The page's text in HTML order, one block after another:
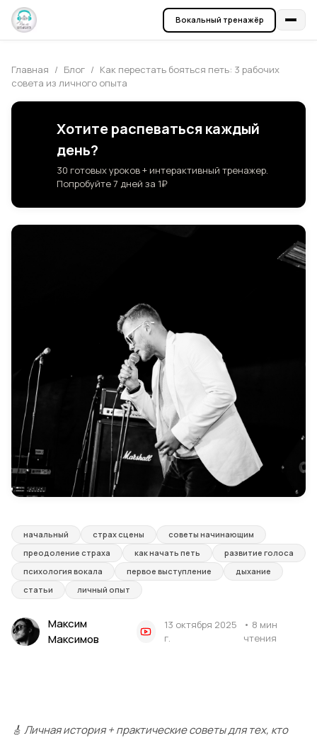
Вокальный тренажёр
Главная / Блог / Как перестать бояться петь: 3 рабочих
совета из личного опыта
Хотите распеваться каждый
день?
30 готовых уроков + интерактивный тренажер.
Попробуйте 7 дней за 1₽
начальный страх сцены
советы начинающим
преодоление страха
как начать петь
развитие голоса
психология вокала
первое выступление
дыхание
статьи
личный опыт
Максим
Максимов
13 октября 2025
г.
• 8 мин
чтения
🎸 Личная история + практические советы для тех, кто